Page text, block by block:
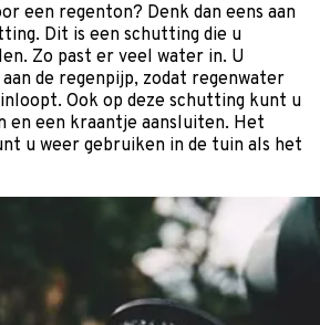
een regenton? Denk dan eens aan
Dit is een schutting die u
Zo past er veel water in. U
de regenpijp, zodat regenwater
Ook op deze schutting kunt u
en een kraantje aansluiten. Het
u weer gebruiken in de tuin als het